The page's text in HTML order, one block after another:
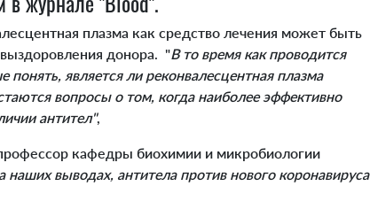
плазма как средство лечения может быть
донора. "В то время как проводится
является ли реконвалесцентная плазма
вопросы о том, когда наиболее эффективно
антител",
кафедры биохимии и микробиологии
наших выводах, антитела против нового коронавируса